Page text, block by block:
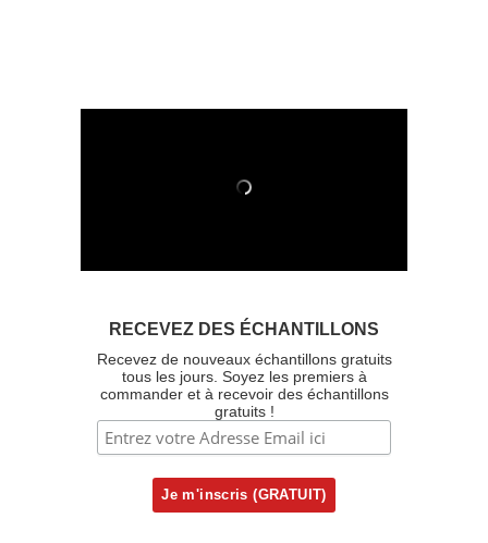
RECEVEZ DES ÉCHANTILLONS
Recevez de nouveaux échantillons gratuits
tous les jours. Soyez les premiers à
commander et à recevoir des échantillons
gratuits !